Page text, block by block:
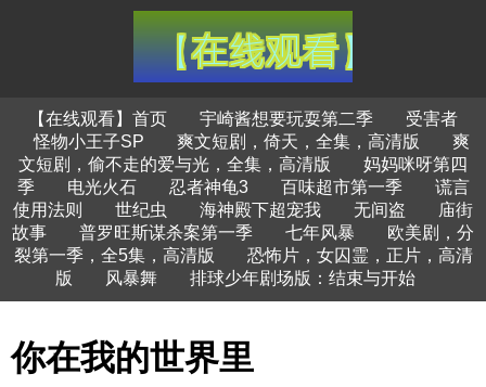
【在线观看】首页 宇崎酱想要玩耍第二季
受害者
怪物小王子SP
爽文短剧，倚天，全集，高清版
爽
文短剧，偷不走的爱与光，全集，高清版
妈妈咪呀第四
季
电光火石 忍者神龟3 百味超市第一季
谎言
使用法则
世纪虫 海神殿下超宠我 无间盗
庙街
故事
普罗旺斯谋杀案第一季 七年风暴
欧美剧，分
裂第一季，全5集，高清版
恐怖片，女囚霊，正片，高清
版
风暴舞 排球少年剧场版：结束与开始
你在我的世界里